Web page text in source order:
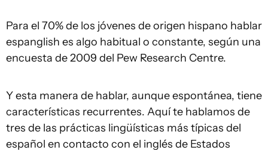
Para el 70% de los jóvenes de origen hispano hablar
espanglish es algo habitual o constante, según una
encuesta de 2009 del Pew Research Centre.
Y esta manera de hablar, aunque espontánea, tiene
características recurrentes. Aquí te hablamos de
tres de las prácticas lingüísticas más típicas del
español en contacto con el inglés de Estados